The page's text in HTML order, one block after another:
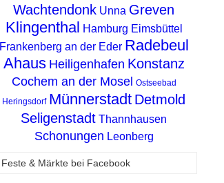
Wachtendonk Unna Greven
Klingenthal Hamburg Eimsbüttel
Frankenberg an der Eder Radebeul
Ahaus Heiligenhafen Konstanz
Cochem an der Mosel Ostseebad
Heringsdorf Münnerstadt Detmold
Seligenstadt Thannhausen
Schonungen Leonberg
Feste & Märkte bei Facebook